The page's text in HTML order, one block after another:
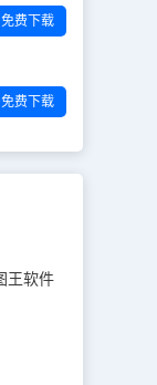
免费下载
免费下载
王软件